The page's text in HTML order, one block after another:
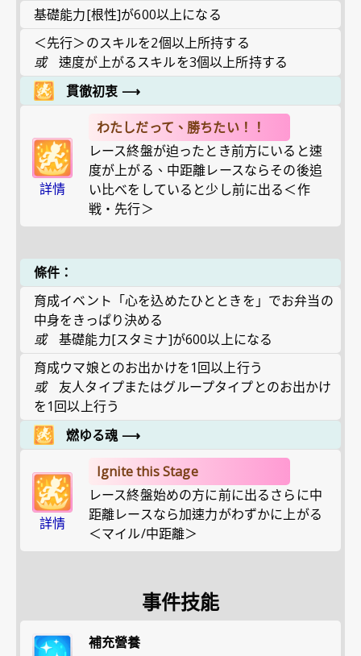
基礎能力[根性]が600以上になる
＜先行＞のスキルを2個以上所持する
或
速度が上がるスキルを3個以上所持する
貫徹初衷 ⟶
詳情
わたしだって、勝ちたい！！
レース終盤が迫ったとき前方にいると速
度が上がる、中距離レースならその後追
い比べをしていると少し前に出る＜作
戦・先行＞
條件：
育成イベント「心を込めたひとときを」でお弁当の
中身をきっぱり決める
或
基礎能力[スタミナ]が600以上になる
育成ウマ娘とのお出かけを1回以上行う
或
友人タイプまたはグループタイプとのお出かけ
を1回以上行う
燃ゆる魂 ⟶
詳情
Ignite this Stage
レース終盤始めの方に前に出るさらに中
距離レースなら加速力がわずかに上がる
＜マイル/中距離＞
事件技能
補充營養